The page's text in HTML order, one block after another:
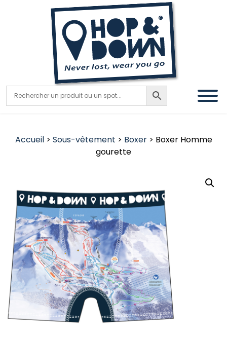
Accueil> Sous-vêtement > Boxer> Boxer Homme
gourette